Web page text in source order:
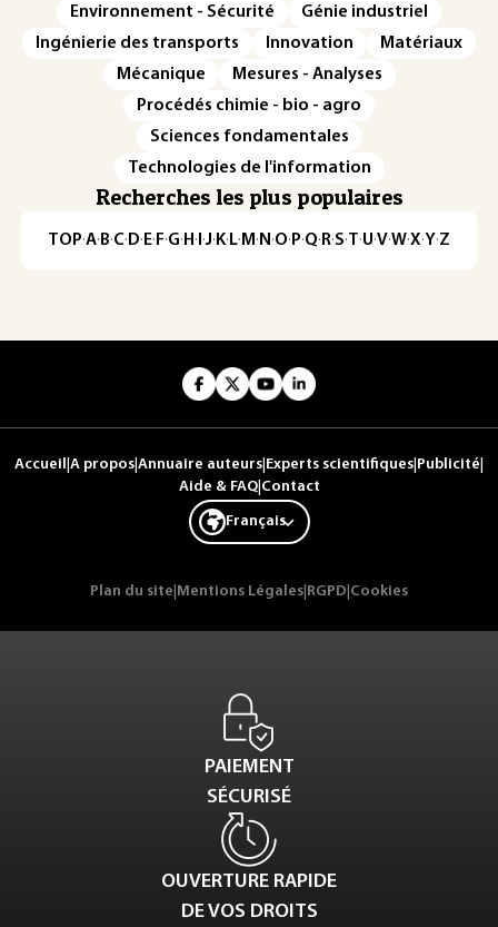
Environnement - Sécurité
Génie industriel
Ingénierie des transports
Innovation
Matériaux
Mécanique
Mesures - Analyses
Procédés chimie - bio - agro
Sciences fondamentales
Technologies de l'information
Recherches les plus populaires
TOP·A·B·C· D· E· F·G· H · ·J· K· L· M · N ·O· P·Q· R·S·T·U·V·W·X·Y·Z
Accueil A propos Annuaire auteurs Experts scientifiques Publicité
Aide & FAQ| Contact
Français
Plan du site Mentions Légales RGPD Cookies
PAIEMENT
SÉCURISÉ
OUVERTURE RAPIDE
DE VOS DROITS